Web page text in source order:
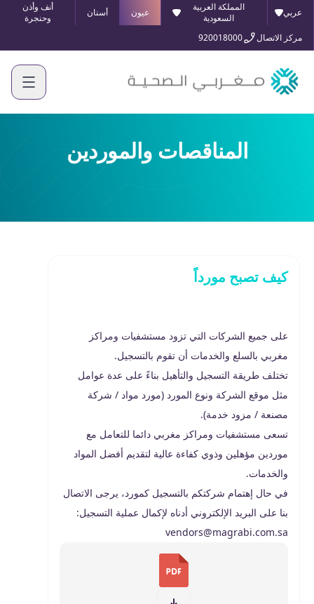
عربي
المملكة العربية
السعودية
عيون أسنان
أنف وأذن
وحنجرة
مركز الاتصال
920018000
المناقصات والموردين
كيف تصبح مورداً
على جميع الشركات التي تزود مستشفيات ومراكز
مغربي بالسلع والخدمات أن تقوم بالتسجيل.
تختلف طريقة التسجيل والتأهيل بناءً على عدة عوامل
مثل موقع الشركة ونوع المورد (مورد مواد / شركة
مصنعة / مزود خدمة).
تسعى مستشفيات ومراكز مغربي دائما للتعامل مع
موردين مؤهلين وذوي كفاءة عالية لتقديم أفضل المواد
والخدمات.
في حال إهتمام شركتكم بالتسجيل كمورد، يرجى الاتصال
بنا على البريد الإلكتروني أدناه لإكمال عملية التسجيل:
vendors@magrabi.com.sa